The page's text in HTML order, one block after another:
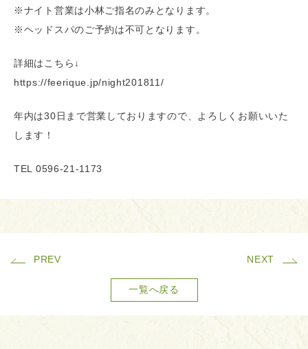
※ナイト営業は小林ご指名のみとなります。
※ヘッドスパのご予約は不可となります。
詳細はこちら↓
https://feerique.jp/night201811/
年内は30日まで営業しておりますので、よろしくお願いいた
します！
TEL 0596-21-1173
PREV NEXT
一覧へ戻る